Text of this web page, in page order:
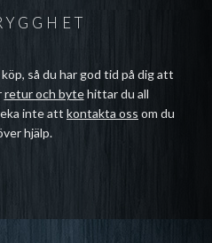
så du har god tid på dig att
retur och bytehittar du all
inte att kontakta oss om du
hjälp.